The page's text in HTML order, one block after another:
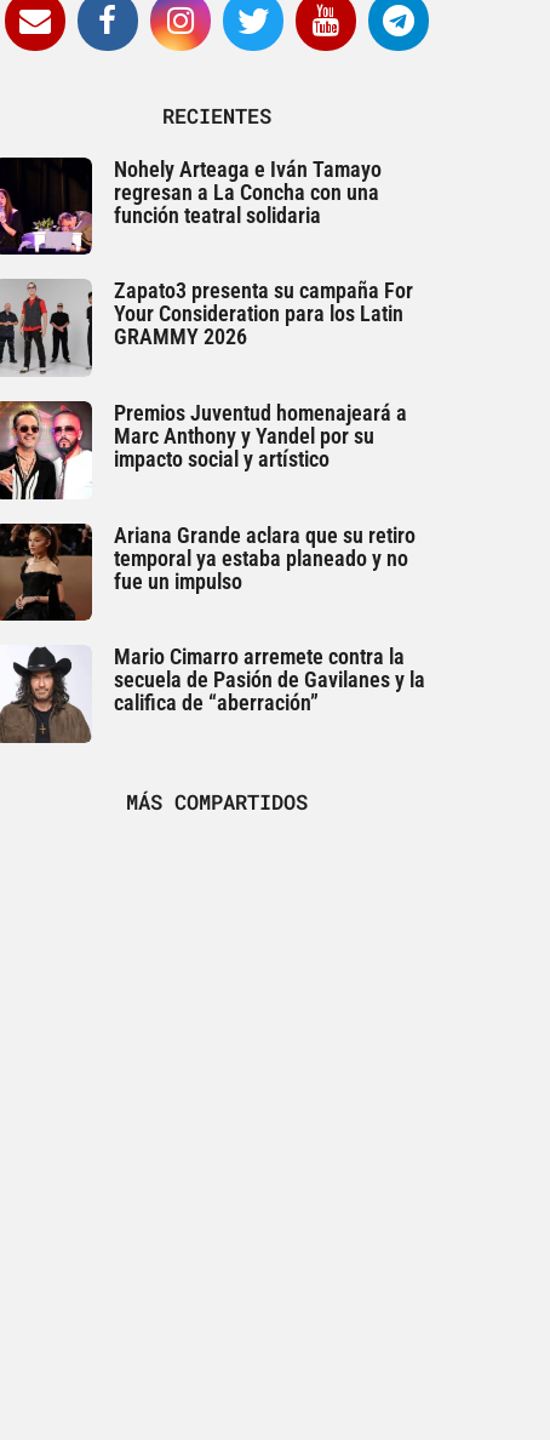
RECIENTES
Nohely Arteaga e Iván Tamayo
regresan a La Concha con una
función teatral solidaria
Zapato3 presenta su campaña For
Your Consideration para los Latin
GRAMMY 2026
Premios Juventud homenajeará a
Marc Anthony y Yandel por su
impacto social y artístico
Ariana Grande aclara que su retiro
temporal ya estaba planeado y no
fue un impulso
Mario Cimarro arremete contra la
secuela de Pasión de Gavilanes y la
califica de “aberración”
MÁS COMPARTIDOS